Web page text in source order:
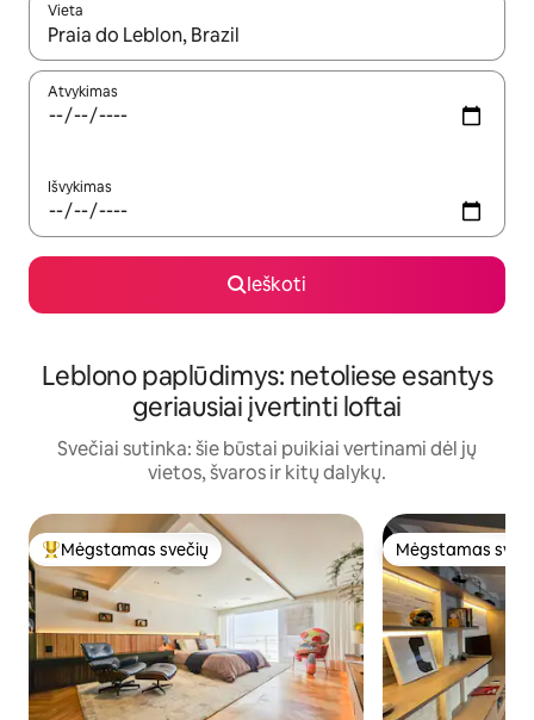
Vieta
Kai pasirodys paieškos rezultatai, juos naršyti galite
Atvykimas
Išvykimas
Ieškoti
Leblono paplūdimys: netoliese esantys
geriausiai įvertinti loftai
Svečiai sutinka: šie būstai puikiai vertinami dėl jų
vietos, švaros ir kitų dalykų.
Svečių mėgstamiausias
Mėgstamas svečių Mėgstamas
Mėgstamas